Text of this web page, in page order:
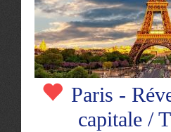
Paris -
capitale /